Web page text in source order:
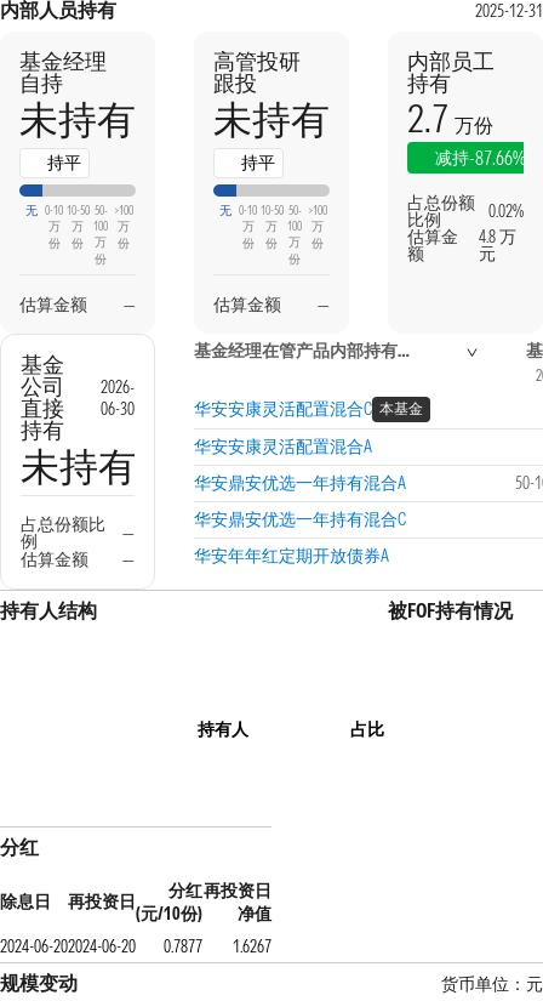
内部人员持有 2025-12-31
基金经理
自持
未持有
持平
无 0-10
万
份
10-50
万
份
50-
100
万
份
>100
万
份
估算金额 —
高管投研
跟投
未持有
持平
无 0-10
万
份
10-50
万
份
50-
100
万
份
>100
万
份
估算金额 —
内部员工
持有
2.7 万份
减持-87.66%
占总份额
比例
0.02%
估算金
额
4.8 万
元
基金
公司
直接
持有
2026-
06-30
未持有
占总份额比
例
—
估算金额
—
基金经理在管产品内部持有信息
华安安康灵活配置混合C 本基金
华安安康灵活配置混合A
华安鼎安优选一年持有混合A
50-
华安鼎安优选一年持有混合C
华安年年红定期开放债券A
持有人结构
持有人 占比
被FOF持有情况
分红
除息日 再投资日
分红
(元/10份)
再投资日
净值
2024-06-202024-06-20 0.7877 1.6267
规模变动
货币单位：元